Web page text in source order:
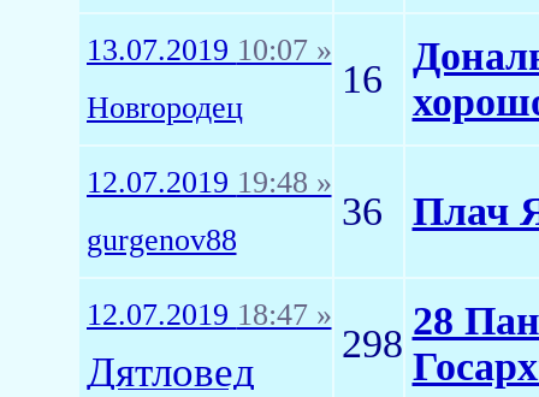
13.07.2019 10:07 »
Новrородец
16
12.07.2019 19:48 »
gurgenov88
36 Плач
12.07.2019 18:47 »
Дятловед
298
28